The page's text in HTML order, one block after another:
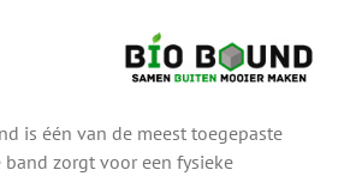
is één van de meest toegepaste
zorgt voor een fysieke